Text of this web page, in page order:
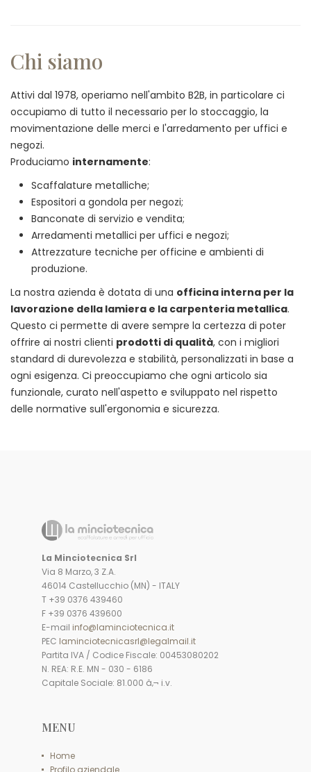
Chi siamo
Attivi dal 1978, operiamo nell'ambito B2B, in particolare ci
occupiamo di tutto il necessario per lo stoccaggio, la
movimentazione delle merci e l'arredamento per uffici e
negozi.
Produciamo internamente:
Scaffalature metalliche;
Espositori a gondola per negozi;
Banconate di servizio e vendita;
Arredamenti metallici per uffici e negozi;
Attrezzature tecniche per officine e ambienti di
produzione.
La nostra azienda è dotata di una officina interna per la
lavorazione della lamiera e la carpenteria metallica.
Questo ci permette di avere sempre la certezza di poter
offrire ai nostri clienti prodotti di qualità, con i migliori
standard di durevolezza e stabilità, personalizzati in base a
ogni esigenza. Ci preoccupiamo che ogni articolo sia
funzionale, curato nell'aspetto e sviluppato nel rispetto
delle normative sull'ergonomia e sicurezza.
La Minciotecnica Srl
Via 8 Marzo, 3 Z.A.
46014 Castellucchio (MN) - ITALY
T +39 0376 439460
F +39 0376 439600
E-mail info@laminciotecnica.it
PEC laminciotecnicasrl@legalmail.it
Partita IVA / Codice Fiscale: 00453080202
N. REA: R.E. MN - 030 - 6186
Capitale Sociale: 81.000 â‚¬ i.v.
MENU
Home
Profilo aziendale